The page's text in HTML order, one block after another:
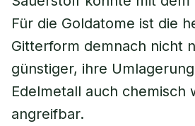
Für die Goldatome ist die
Gitterform demnach nicht
günstiger, ihre
Edelmetall auch chemisch
angreifbar.